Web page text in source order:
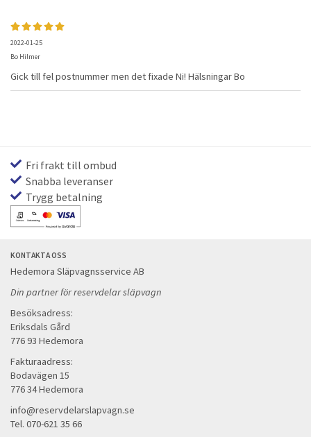
2022-01-25
Bo Hilmer
Gick till fel postnummer men det fixade Ni! Hälsningar Bo
Fri frakt till ombud
Snabba leveranser
Trygg betalning
KONTAKTA OSS
Hedemora Släpvagnsservice AB
Din partner för reservdelar släpvagn
Besöksadress:
Eriksdals Gård
776 93 Hedemora
Fakturaadress:
Bodavägen 15
776 34 Hedemora
info@reservdelarslapvagn.se
Tel. 070-621 35 66